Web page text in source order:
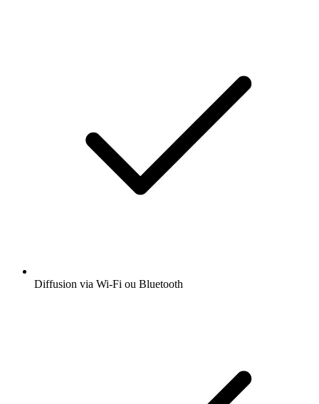
Diffusion via Wi-Fi ou Bluetooth